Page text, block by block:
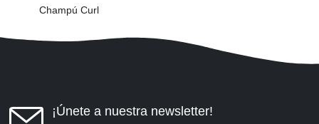
Champú Curl
¡Únete a nuestra newsletter!